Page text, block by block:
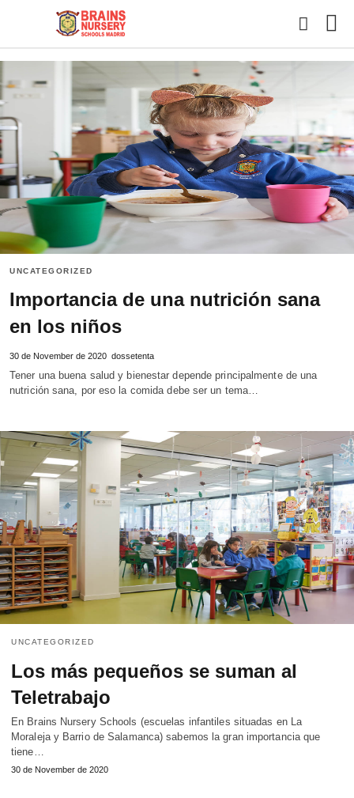
tu
y
en
UNCATEGORIZED
Importancia de una nutrición sana
en los niños
30 de November de 2020 dossetenta
Tener una buena salud y bienestar depende principalmente de una
nutrición sana, por eso la comida debe ser un tema…
UNCATEGORIZED
Los más pequeños se suman al
Teletrabajo
En Brains Nursery Schools (escuelas infantiles situadas en La
Moraleja y Barrio de Salamanca) sabemos la gran importancia que
tiene…
30 de November de 2020